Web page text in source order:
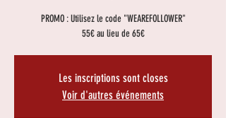
PROMO : Utilisez le code "WEAREFOLLOWER"
55€ au lieu de 65€
Les inscriptions sont closes
Voir d'autres événements